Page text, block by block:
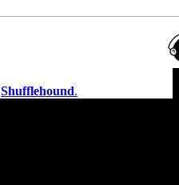
Shufflehound.